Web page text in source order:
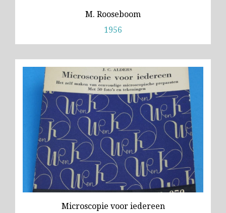
M. Rooseboom
1956
Microscopie voor iedereen